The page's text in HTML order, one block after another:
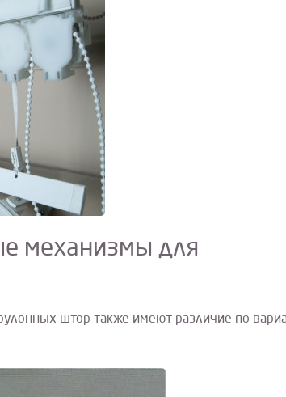
механизмы для
штор также имеют различие по